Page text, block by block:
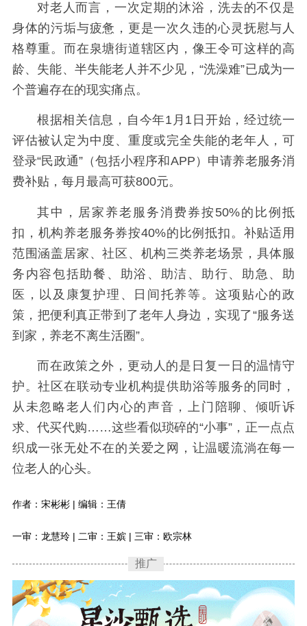
对老人而言，一次定期的沐浴，洗去的不仅是
身体的污垢与疲惫，更是一次久违的心灵抚慰与人
格尊重。而在泉塘街道辖区内，像王令可这样的高
龄、失能、半失能老人并不少见，“洗澡难”已成为一
个普遍存在的现实痛点。
根据相关信息，自今年1月1日开始，经过统一
评估被认定为中度、重度或完全失能的老年人，可
登录“民政通”（包括小程序和APP）申请养老服务消
费补贴，每月最高可获800元。
其中，居家养老服务消费券按50%的比例抵
扣，机构养老服务券按40%的比例抵扣。补贴适用
范围涵盖居家、社区、机构三类养老场景，具体服
务内容包括助餐、助浴、助洁、助行、助急、助
医，以及康复护理、日间托养等。这项贴心的政
策，把便利真正带到了老年人身边，实现了“服务送
到家，养老不离生活圈”。
而在政策之外，更动人的是日复一日的温情守
护。社区在联动专业机构提供助浴等服务的同时，
从未忽略老人们内心的声音，上门陪聊、倾听诉
求、代买代购……这些看似琐碎的“小事”，正一点点
织成一张无处不在的关爱之网，让温暖流淌在每一
位老人的心头。
作者：宋彬彬 | 编辑：王倩
一审：龙慧玲 | 二审：王嫔 | 三审：欧宗林
推广